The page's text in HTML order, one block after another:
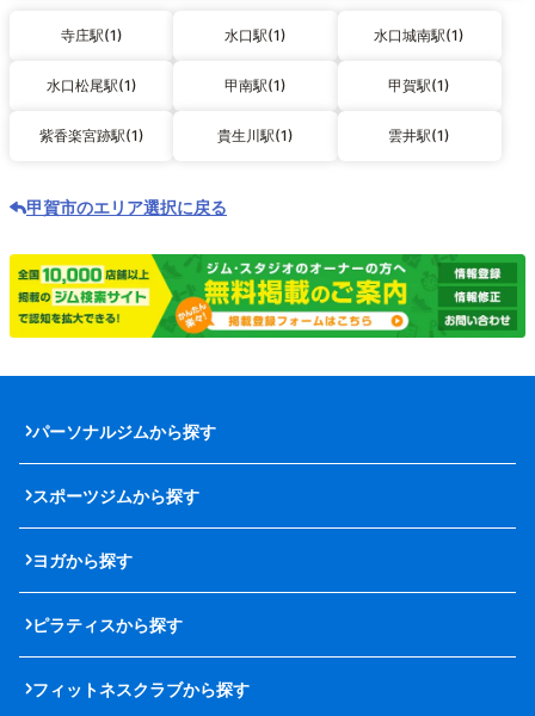
寺庄駅(1) 水口駅(1) 水口城南駅(1)
水口松尾駅(1) 甲南駅(1) 甲賀駅(1)
紫香楽宮跡駅(1) 貴生川駅(1) 雲井駅(1)
甲賀市のエリア選択に戻る
パーソナルジムから探す
スポーツジムから探す
ヨガから探す
ピラティスから探す
フィットネスクラブから探す